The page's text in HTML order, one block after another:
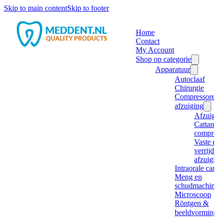
Skip to main contentSkip to footer
Home
Contact
My Account
Shop op categorie
Apparatuur
Autoclaaf
Chirurgie
afzuiging
Cattani
Vaste
Intraorale
Meng en
Microscoop
Röntgen &
beeldvorming